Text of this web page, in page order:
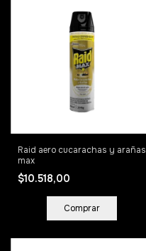
Raid aero cucarachas y arañas
max
$10.518,00